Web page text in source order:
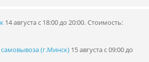
14 августа с 18:00 до 20:00. Стоимость:
самовывоза (г.Минск) 15 августа с 09:00 до